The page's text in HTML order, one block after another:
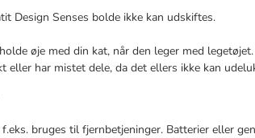
Design Senses bolde ikke kan udskiftes.
øje med din kat, når den leger med
eller har mistet dele, da det ellers ikke kan
bruges til fjernbetjeninger. Batterier eller